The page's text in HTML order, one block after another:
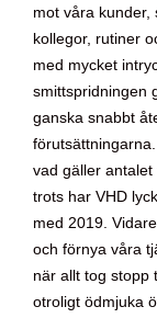
mot våra
kollegor, rutiner
med mycket
smittspridningen
ganska snabbt
vad gäller
trots har VHD
med 2019.
och förnya våra
när allt tog stopp
otroligt ödmjuka